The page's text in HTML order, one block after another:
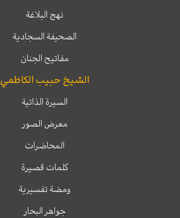
نهج البلاغة
الصحيفة السجادية
مفاتيح الجنان
الشيخ حبيب الكاظمي
السيرة الذاتية
معرض الصور
المحاضرات
كلمات قصيرة
ومضة تفسيرية
جواهر البحار